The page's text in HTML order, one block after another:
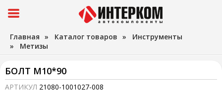
Главная » Каталог товаров » Инструменты
» Метизы
БОЛТ М10*90
АРТИКУЛ 21080-1001027-008